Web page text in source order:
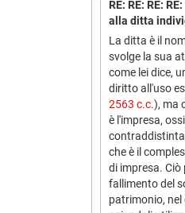
RE: RE: RE:
alla ditta
La ditta è il
svolge la sua
come lei dice,
diritto all'uso
2563 c.c.), ma
è l'impresa,
che è il
di impresa. Ciò
fallimento del
patrimonio, nel